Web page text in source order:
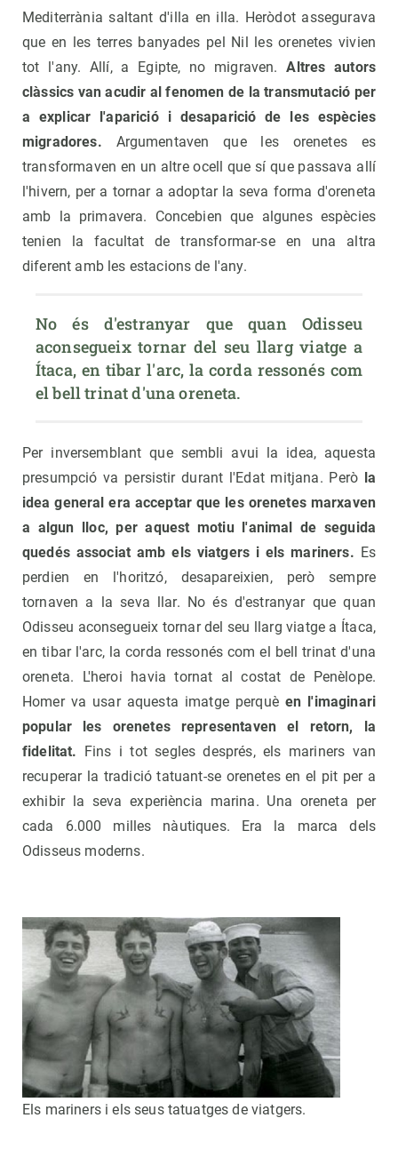
Mediterrània saltant d'illa en illa. Heròdot assegurava
que en les terres banyades pel Nil les orenetes vivien
tot l'any. Allí, a Egipte, no migraven.Altres autors
clàssics van acudir al fenomen de la transmutació per
a explicar l'aparició i desaparició de les espècies
migradores. Argumentaven que les orenetes es
transformaven en un altre ocell que sí que passava allí
l'hivern, per a tornar a adoptar la seva forma d'oreneta
amb la primavera. Concebien que algunes espècies
tenien la facultat de transformar-se en una altra
diferent amb les estacions de l'any.
No és d'estranyar que quan Odisseu
aconsegueix tornar del seu llarg viatge a
Ítaca, en tibar l'arc, la corda ressonés com
el bell trinat d'una oreneta.
Per inversemblant que sembli avui la idea, aquesta
presumpció va persistir durant l'Edat mitjana. Però la
idea general era acceptar que les orenetes marxaven
a algun lloc, per aquest motiu l'animal de seguida
quedés associat amb els viatgers i els mariners. Es
perdien en l'horitzó, desapareixien, però sempre
tornaven a la seva llar. No és d'estranyar que quan
Odisseu aconsegueix tornar del seu llarg viatge a Ítaca,
en tibar l'arc, la corda ressonés com el bell trinat d'una
oreneta. L'heroi havia tornat al costat de Penèlope.
Homer va usar aquesta imatge perquè en l'imaginari
popular les orenetes representaven el retorn, la
fidelitat. Fins i tot segles després, els mariners van
recuperar la tradició tatuant-se orenetes en el pit per a
exhibir la seva experiència marina. Una oreneta per
cada 6.000 milles nàutiques. Era la marca dels
Odisseus moderns.
Els mariners i els seus tatuatges de viatgers.